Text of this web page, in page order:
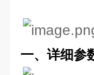
一、详细参